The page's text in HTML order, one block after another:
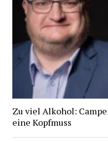
Zu viel Alkohol:
eine Kopfmuss